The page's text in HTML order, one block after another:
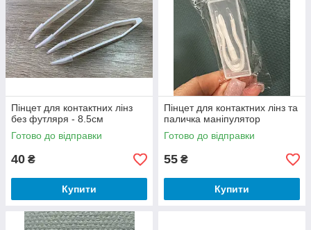
Пінцет для контактних лінз
без футляря - 8.5см
Готово до відправки
40 ₴
Купити
Пінцет для контактних лінз та
паличка маніпулятор
Готово до відправки
55 ₴
Купити